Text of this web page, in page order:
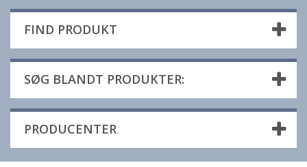
FIND PRODUKT
SØG BLANDT PRODUKTER:
PRODUCENTER